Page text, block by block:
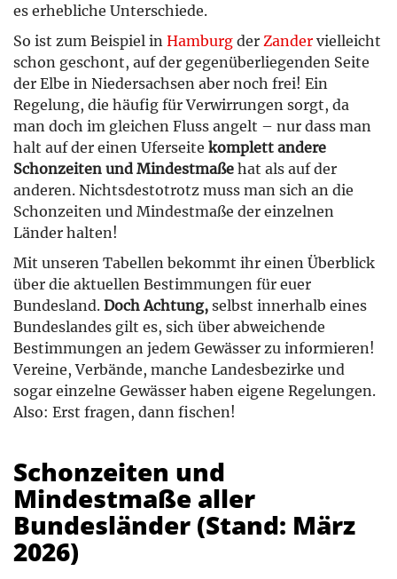
es erhebliche Unterschiede.
So ist zum Beispiel in Hamburg der Zander vielleicht
schon geschont, auf der gegenüberliegenden Seite
der Elbe in Niedersachsen aber noch frei! Ein
Regelung, die häufig für Verwirrungen sorgt, da
man doch im gleichen Fluss angelt – nur dass man
halt auf der einen Uferseite komplett andere
Schonzeiten und Mindestmaße hat als auf der
anderen. Nichtsdestotrotz muss man sich an die
Schonzeiten und Mindestmaße der einzelnen
Länder halten!
Mit unseren Tabellen bekommt ihr einen Überblick
über die aktuellen Bestimmungen für euer
Bundesland. Doch Achtung, selbst innerhalb eines
Bundeslandes gilt es, sich über abweichende
Bestimmungen an jedem Gewässer zu informieren!
Vereine, Verbände, manche Landesbezirke und
sogar einzelne Gewässer haben eigene Regelungen.
Also: Erst fragen, dann fischen!
Schonzeiten und
Mindestmaße aller
Bundesländer (Stand: März
2026)